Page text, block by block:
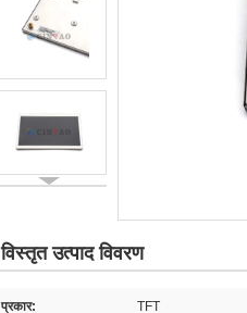
विस्तृत उत्पाद विवरण
प्रकार: TFT